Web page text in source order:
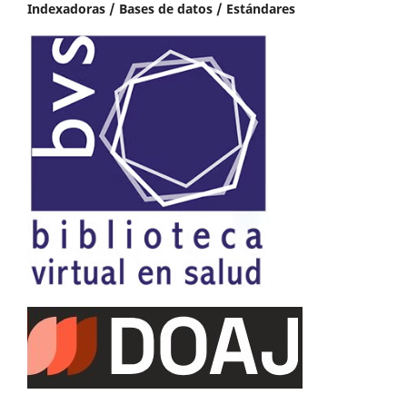
Indexadoras / Bases de datos / Estándares